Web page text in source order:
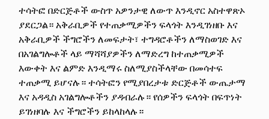
ተሳትፎ በድርጅቶች ውስጥ አዎንታዊ ለውጥ እንዲኖር አስተዋጽኦ
ያደርጋል። አቅራቢዎች የተጠቃሚዎችን ፍላጎት እንዲገነዘቡ እና
አቅራቢዎች ችግሮችን ለመፍታት፣ ተግዳሮቶችን ለማስወገድ እና
በአገልግሎቶች ላይ ማሻሻያዎችን ለማድረግ ከተጠቃሚዎች
እውቀት እና ልምድ እንዲማሩ ስለሚያስችላቸው በመሳተፍ
ተጠቃሚ ይሆናሉ። ተሳትፎን የሚያበረታቱ ድርጅቶች ውጤታማ
እና አዳዲስ አገልግሎቶችን ያዳብራሉ። የሰዎችን ፍላጎት በፍጥነት
ይገነዘባሉ እና ችግሮችን ይከላከላሉ።